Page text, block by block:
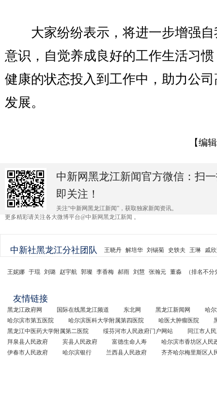
大家纷纷表示，将进一步增强自
意识，自觉养成良好的工作生活习
健康的状态投入到工作中，助力公
发展。
【编
中新网黑龙江新闻官方微信：扫
即关注！
关注“中新网黑龙江新闻”，获取独家新闻资讯。
更多精彩请关注各大微博平台@中新网黑龙江新闻 。
中新社黑龙江分社团队 王晓丹 解培华 刘锡菊 史轶夫 王琳 戚
王妮娜 于琨 刘璐 赵宇航 郭璨 李香梅 郝雨 刘慧 张瀚元 董淼 （排名不
友情链接
黑龙江政府网 国际在线黑龙江频道 东北网 黑龙江新闻网
哈
哈尔滨市第五医院
哈尔滨医科大学附属第四医院 哈医大肿瘤医院
黑龙江中医药大学附属第二医院
绥芬河市人民政府门户网站
同江市人
拜泉县人民政府
宾县人民政府 富德生命人寿
哈尔滨市香坊区人民
伊春市人民政府
哈尔滨银行 兰西县人民政府 齐齐哈尔梅里斯区人